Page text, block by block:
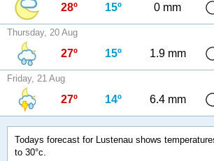
28º 15º 0 mm
Thursday, 20 Aug
27º 15º 1.9 mm
Friday, 21 Aug
27º 14º 6.4 mm
Todays forecast for Lustenau shows
to 30°c.